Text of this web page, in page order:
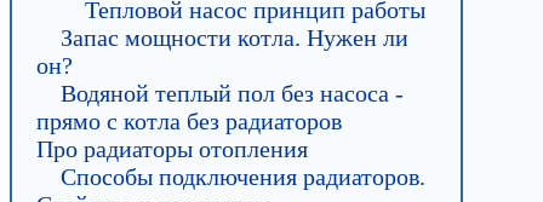
Тепловой насос принцип работы
Запас мощности котла. Нужен ли
он?
Водяной теплый пол без насоса -
прямо с котла без радиаторов
Про радиаторы отопления
Способы подключения радиаторов.